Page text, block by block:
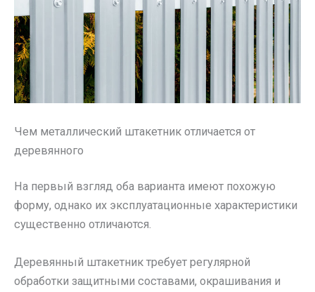
Чем металлический штакетник отличается от
деревянного
На первый взгляд оба варианта имеют похожую
форму, однако их эксплуатационные характеристики
существенно отличаются.
Деревянный штакетник требует регулярной
обработки защитными составами, окрашивания и